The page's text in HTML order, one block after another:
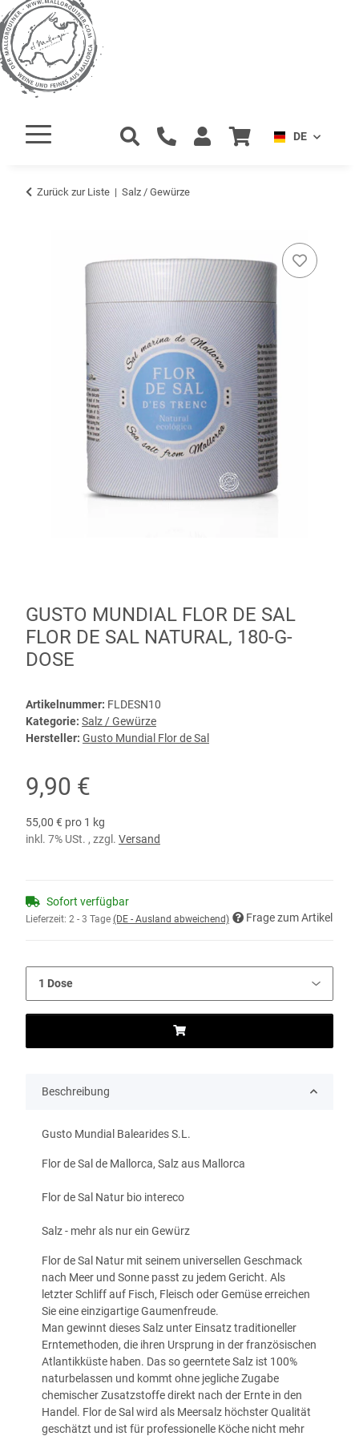
DE
Zurück zur Liste Salz / Gewürze
GUSTO MUNDIAL FLOR DE SAL
FLOR DE SAL NATURAL, 180-G-
DOSE
Artikelnummer: FLDESN10
Kategorie: Salz / Gewürze
Hersteller: Gusto Mundial Flor de Sal
9,90 €
55,00 € pro 1 kg
inkl. 7% USt. , zzgl. Versand
Sofort verfügbar
Lieferzeit: 2 - 3 Tage (DE - Ausland abweichend) Frage zum Artikel
Beschreibung
Gusto Mundial Balearides S.L.
Flor de Sal de Mallorca, Salz aus Mallorca
Flor de Sal Natur bio intereco
Salz - mehr als nur ein Gewürz
Flor de Sal Natur mit seinem universellen Geschmack
nach Meer und Sonne passt zu jedem Gericht. Als
letzter Schliff auf Fisch, Fleisch oder Gemüse erreichen
Sie eine einzigartige Gaumenfreude.
Man gewinnt dieses Salz unter Einsatz traditioneller
Erntemethoden, die ihren Ursprung in der französischen
Atlantikküste haben. Das so geerntete Salz ist 100%
naturbelassen und kommt ohne jegliche Zugabe
chemischer Zusatzstoffe direkt nach der Ernte in den
Handel. Flor de Sal wird als Meersalz höchster Qualität
geschätzt und ist für professionelle Köche nicht mehr